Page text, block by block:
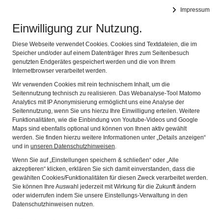
Impressum
Einwilligung zur Nutzung.
Diese Webseite verwendet Cookies. Cookies sind Textdateien, die im
Speicher und/oder auf einem Datenträger Ihres zum Seitenbesuch
genutzten Endgerätes gespeichert werden und die von Ihrem
Internetbrowser verarbeitet werden.
Wir verwenden Cookies mit rein technischem Inhalt, um die
Seitennutzung technisch zu realisieren. Das Webanalyse-Tool Matomo
Analytics mit IP Anonymisierung ermöglicht uns eine Analyse der
Seitennutzung, wenn Sie uns hierzu Ihre Einwilligung erteilen. Weitere
Funktionalitäten, wie die Einbindung von Youtube-Videos und Google
Maps sind ebenfalls optional und können von Ihnen aktiv gewählt
werden. Sie finden hierzu weitere Informationen unter „Details anzeigen“
und in unseren Datenschutzhinweisen.
Wenn Sie auf „Einstellungen speichern & schließen“ oder „Alle
akzeptieren“ klicken, erklären Sie sich damit einverstanden, dass die
gewählten Cookies/Funktionalitäten für diesen Zweck verarbeitet werden.
Sie können Ihre Auswahl jederzeit mit Wirkung für die Zukunft ändern
oder widerrufen indem Sie unsere Einstellungs-Verwaltung in den
Datenschutzhinweisen nutzen.
Gebärdensprache
AMBERG.MUSEUM
ERLEBNIS
GLASKATHEDRALE
AMBERG